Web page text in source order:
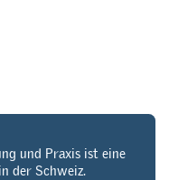
und Praxis ist eine
der Schweiz.